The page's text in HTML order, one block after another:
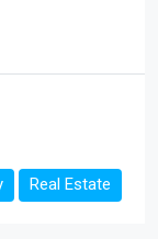
Real Estate